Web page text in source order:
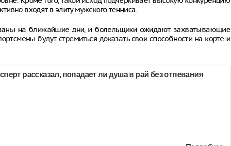
входят в элиту мужского тенниса.
на ближайшие дни, и болельщики ожидают захватывающие
будут стремиться доказать свои способности на корте и
рассказал, попадает ли душа в рай без отпевания